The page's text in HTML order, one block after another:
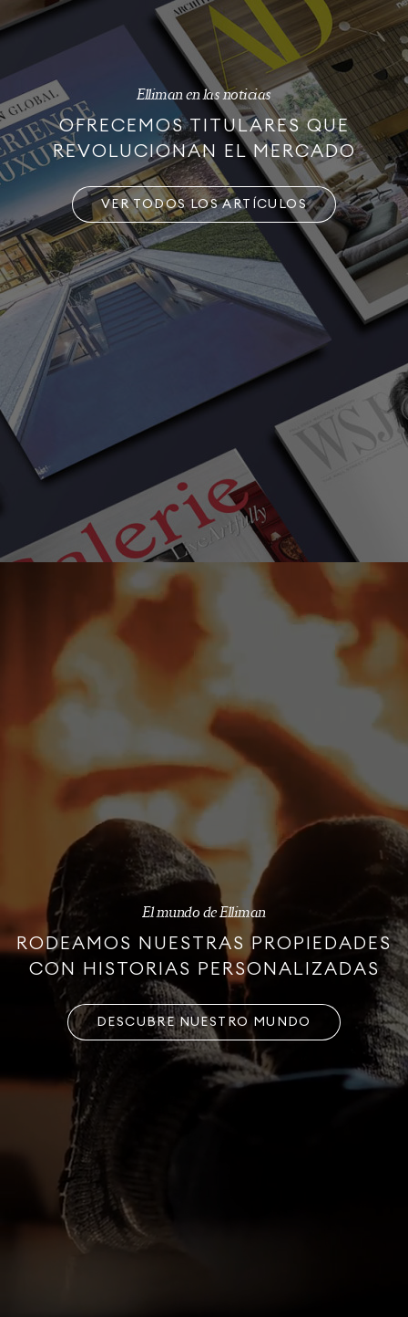
Elliman en las noticias
OFRECEMOS TITULARES QUE
REVOLUCIONAN EL MERCADO
VER TODOS LOS ARTÍCULOS
El mundo de Elliman
RODEAMOS NUESTRAS PROPIEDADES
CON HISTORIAS PERSONALIZADAS
DESCUBRE NUESTRO MUNDO